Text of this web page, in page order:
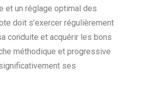
et un réglage optimal des
doit s’exercer régulièrement
conduite et acquérir les bons
méthodique et progressive
ses